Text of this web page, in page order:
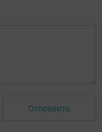
Отправить